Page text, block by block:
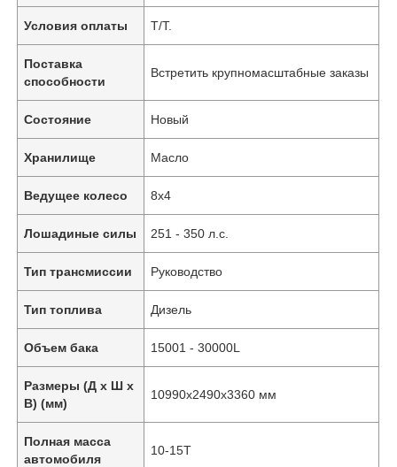
Условия оплаты T/T.
Поставка
способности
Встретить крупномасштабные заказы
Состояние Новый
Хранилище Масло
Ведущее колесо 8х4
Лошадиные силы 251 - 350 л.с.
Тип трансмиссии Руководство
Тип топлива Дизель
Объем бака 15001 - 30000L
Размеры (Д х Ш х
В) (мм)
10990x2490x3360 мм
Полная масса
автомобиля
10-15T